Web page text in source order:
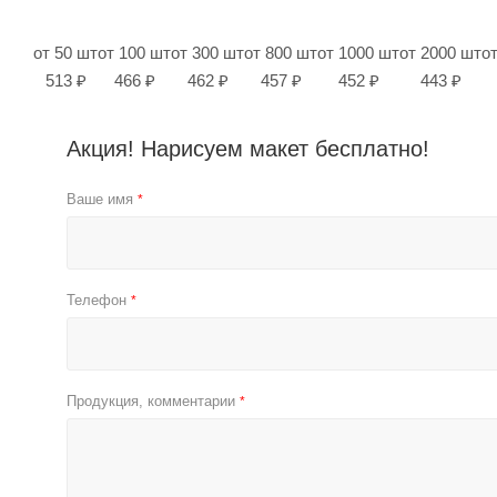
от 50 шт
513 ₽
от 100 шт
466 ₽
от 300 шт
462 ₽
от 800 шт
457 ₽
от 1000 шт
452 ₽
от 2000 шт
443 ₽
Акция! Нарисуем макет бесплатно!
Ваше имя *
Телефон *
Продукция, комментарии *